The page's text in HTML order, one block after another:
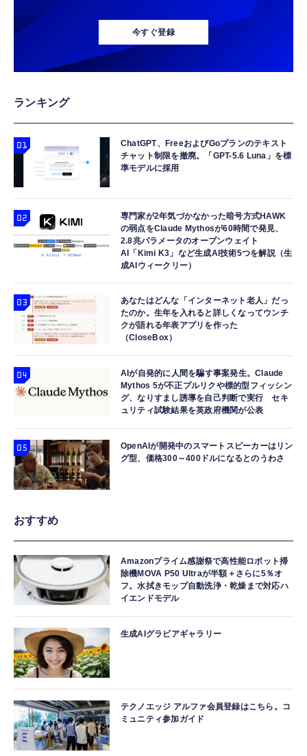
Lightning to 3.5mm イヤホンジャック 変換
MFi認証 【ハイレゾ音質】 内蔵DAC 遅延な
し 48ビット/96KHz 音量調節対応
￥999
寝ホン 睡眠用イヤホン 寝ながら 痛くない 超
軽量2.8g ASMR推薦 ワイヤレス
Bluetooth6.1 柔軟性高 安眠 仕事 ブルー
￥2,682
エレコム 充電器 45W 2ポート Type-C USB-A
USB PD対応 PPS対応 GaN II採用 折りたた
み式プラグ ホワイト EC-AC11045WH
￥1,690
エレコム 充電器 コンセント USB-C USB-A 2
ポート 20W PD対応 折りたたみ式プラグ ホワ
イト EC-AC12020WH
￥1,290
エレコム 充電器 Type-C USB-C 20W USB PD
対応 ケーブル一体型 1.5m PSE認証品 GaN採
用 折りたたみ式プラグ しろちゃん 【
iPhone16 15 等対応】 EC-AC6920WF
iPhone 17/iPhone 16 /iPhone 15 /
MacBook、iPad Pro/Air、Galaxy、Sony、
Pixel Type C機種対応
￥749
エレコム 充電器 40W 2ポート Type-C USB
PD対応 PPS対応 GaN II採用 折りたたみ式プ
ラグ ホワイト EC-AC10640WH
￥1,790
今すぐ登録
ランキング
ChatGPT、FreeおよびGoプランのテキスト
チャット制限を撤廃。「GPT-5.6 Luna」を標
準モデルに採用
専門家が2年気づかなかった暗号方式HAWK
の弱点をClaude Mythosが60時間で発見、
2.8兆パラメータのオープンウェイト
AI「Kimi K3」など生成AI技術5つを解説（生
成AIウィークリー）
あなたはどんな「インターネット老人」だっ
たのか。生年を入れると詳しくなってウンチ
クが語れる年表アプリを作った
（CloseBox）
AIが自発的に人間を騙す事案発生。Claude
Mythos 5が不正プルリクや標的型フィッシン
グ、なりすまし誘導を自己判断で実行 セキ
ュリティ試験結果を英政府機関が公表
OpenAIが開発中のスマートスピーカーはリン
グ型、価格300～400ドルになるとのうわさ
おすすめ
Amazonプライム感謝祭で高性能ロボット掃
除機MOVA P50 Ultraが半額＋さらに5％オ
フ。水拭きモップ自動洗浄・乾燥まで対応ハ
イエンドモデル
生成AIグラビアギャラリー
テクノエッジ アルファ会員登録はこちら。コ
ミュニティ参加ガイド